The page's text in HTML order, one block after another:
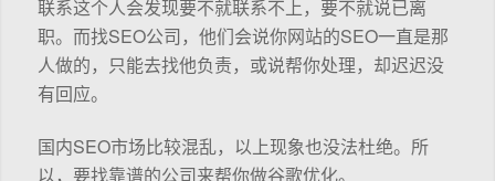
联系这个人会发现要不就联系不上，要不就说已离
职。而找SEO公司，他们会说你网站的SEO一直是那
人做的，只能去找他负责，或说帮你处理，却迟迟没
有回应。
国内SEO市场比较混乱，以上现象也没法杜绝。所
以，要找靠谱的公司来帮你做谷歌优化。